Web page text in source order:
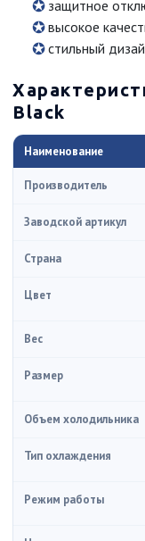
защитное
высокое
стильный
Black
Наименование
Производитель
Заводской артикул
Страна
Цвет
Вес
Размер
Объем холодильника
Тип охлаждения
Режим работы